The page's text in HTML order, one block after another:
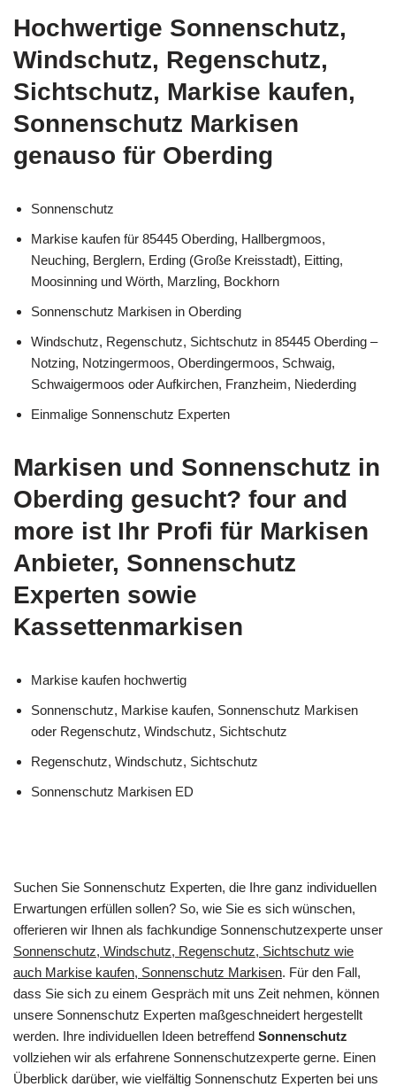
Hochwertige Sonnenschutz,
Windschutz, Regenschutz,
Sichtschutz, Markise kaufen,
Sonnenschutz Markisen
genauso für Oberding
Sonnenschutz
Markise kaufen für 85445 Oberding, Hallbergmoos,
Neuching, Berglern, Erding (Große Kreisstadt), Eitting,
Moosinning und Wörth, Marzling, Bockhorn
Sonnenschutz Markisen in Oberding
Windschutz, Regenschutz, Sichtschutz in 85445 Oberding –
Notzing, Notzingermoos, Oberdingermoos, Schwaig,
Schwaigermoos oder Aufkirchen, Franzheim, Niederding
Einmalige Sonnenschutz Experten
Markisen und Sonnenschutz in
Oberding gesucht? four and
more ist Ihr Profi für Markisen
Anbieter, Sonnenschutz
Experten sowie
Kassettenmarkisen
Markise kaufen hochwertig
Sonnenschutz, Markise kaufen, Sonnenschutz Markisen
oder Regenschutz, Windschutz, Sichtschutz
Regenschutz, Windschutz, Sichtschutz
Sonnenschutz Markisen ED
Suchen Sie Sonnenschutz Experten, die Ihre ganz individuellen
Erwartungen erfüllen sollen? So, wie Sie es sich wünschen,
offerieren wir Ihnen als fachkundige Sonnenschutzexperte unser
Sonnenschutz, Windschutz, Regenschutz, Sichtschutz wie
auch Markise kaufen, Sonnenschutz Markisen. Für den Fall,
dass Sie sich zu einem Gespräch mit uns Zeit nehmen, können
unsere Sonnenschutz Experten maßgeschneidert hergestellt
werden. Ihre individuellen Ideen betreffend Sonnenschutz
vollziehen wir als erfahrene Sonnenschutzexperte gerne. Einen
Überblick darüber, wie vielfältig Sonnenschutz Experten bei uns